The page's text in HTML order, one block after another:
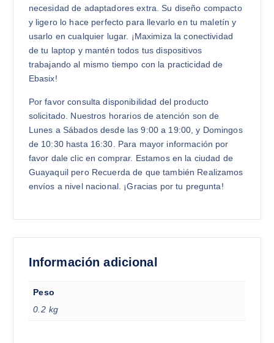
necesidad de adaptadores extra. Su diseño compacto
y ligero lo hace perfecto para llevarlo en tu maletín y
usarlo en cualquier lugar. ¡Maximiza la conectividad
de tu laptop y mantén todos tus dispositivos
trabajando al mismo tiempo con la practicidad de
Ebasix!
Por favor consulta disponibilidad del producto
solicitado. Nuestros horarios de atención son de
Lunes a Sábados desde las 9:00 a 19:00, y Domingos
de 10:30 hasta 16:30. Para mayor información por
favor dale clic en comprar. Estamos en la ciudad de
Guayaquil pero Recuerda de que también Realizamos
envíos a nivel nacional. ¡Gracias por tu pregunta!
Información adicional
Peso
0.2 kg